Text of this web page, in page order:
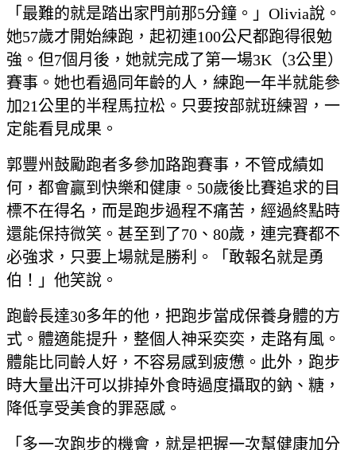
「最難的就是踏出家門前那5分鐘。」Olivia說。
她57歲才開始練跑，起初連100公尺都跑得很勉
強。但7個月後，她就完成了第一場3K（3公里）
賽事。她也看過同年齡的人，練跑一年半就能參
加21公里的半程馬拉松。只要按部就班練習，一
定能看見成果。
郭豐州鼓勵跑者多參加路跑賽事，不管成績如
何，都會贏到快樂和健康。50歲後比賽追求的目
標不在得名，而是跑步過程不痛苦，經過終點時
還能保持微笑。甚至到了70、80歲，連完賽都不
必強求，只要上場就是勝利。「敢報名就是勇
伯！」他笑說。
跑齡長達30多年的他，把跑步當成保養身體的方
式。體適能提升，整個人神采奕奕，走路有風。
體能比同齡人好，不容易感到疲憊。此外，跑步
時大量出汗可以排掉外食時過度攝取的鈉、糖，
降低享受美食的罪惡感。
「多一次跑步的機會，就是把握一次幫健康加分